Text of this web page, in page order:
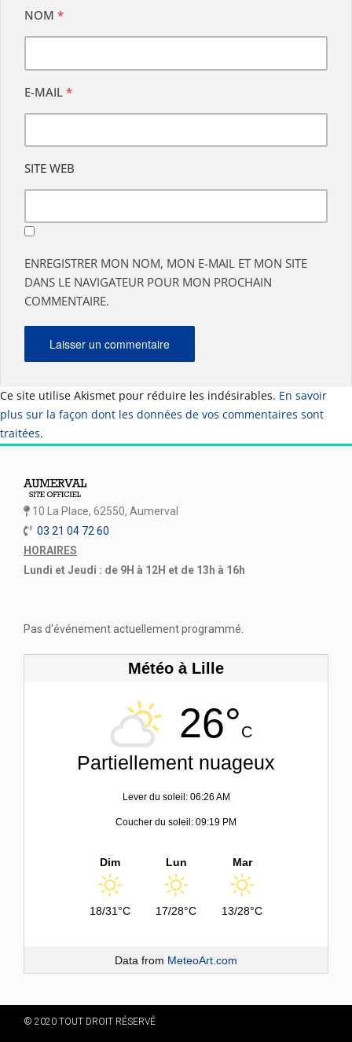
NOM *
E-MAIL *
SITE WEB
ENREGISTRER MON NOM, MON E-MAIL ET MON SITE
DANS LE NAVIGATEUR POUR MON PROCHAIN
COMMENTAIRE.
Ce site utilise Akismet pour réduire les indésirables. En savoir
plus sur la façon dont les données de vos commentaires sont
traitées.
10 La Place, 62550, Aumerval
03 21 04 72 60
HORAIRES
Lundi et Jeudi : de 9H à 12H et de 13h à 16h
Pas d'événement actuellement programmé.
Météo à Lille
26°C
Partiellement nuageux
Lever du soleil: 06:26 AM
Coucher du soleil: 09:19 PM
Dim
18/31°C
Lun
17/28°C
Mar
13/28°C
Data from MeteoArt.com
© 2020 TOUT DROIT RÉSERVÉ